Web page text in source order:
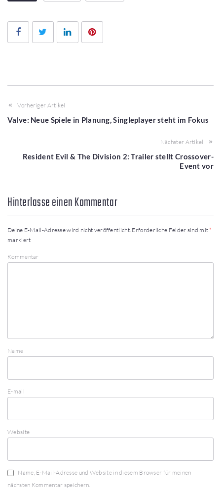
FacebookTwitter LinkedIn
Vorheriger Artikel
Valve: Neue Spiele in Planung, Singleplayer steht im Fokus
Nächster Artikel
Resident Evil & The Division 2: Trailer stellt Crossover-
Event vor
Hinterlasse einen Kommentar
Deine E-Mail-Adresse wird nicht veröffentlicht. Erforderliche Felder sind mit *
markiert
Kommentar
Name
E-mail
Website
Name, E-Mail-Adresse und Website in diesem Browser für meinen
nächsten Kommentar speichern.